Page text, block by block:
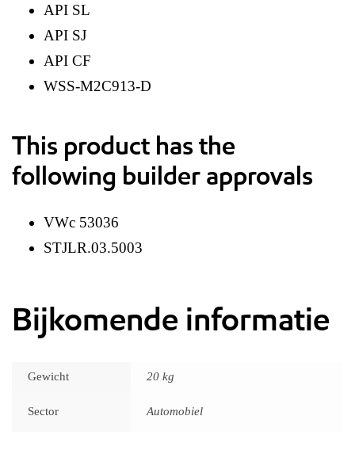
API SL
API SJ
API CF
WSS-M2C913-D
This product has the
following builder approvals
VWc 53036
STJLR.03.5003
Bijkomende informatie
Gewicht 20 kg
Sector Automobiel